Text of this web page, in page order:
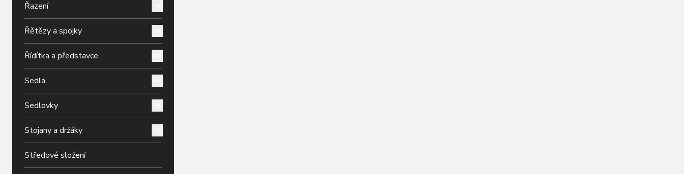
Řazení
Řětězy a spojky
Řídítka a představce
Sedla
Sedlovky
Stojany a držáky
Středové složení